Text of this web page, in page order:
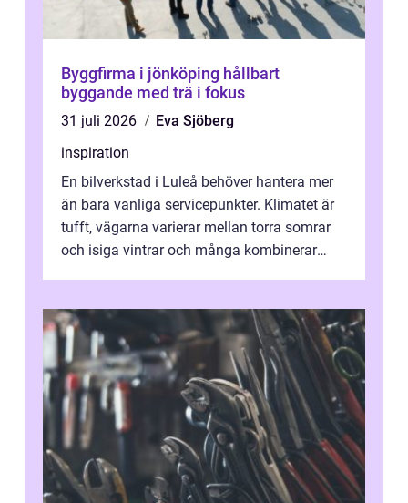
Byggfirma i jönköping hållbart
byggande med trä i fokus
31 juli 2026
Eva Sjöberg
inspiration
En bilverkstad i Luleå behöver hantera mer
än bara vanliga servicepunkter. Klimatet är
tufft, vägarna varierar mellan torra somrar
och isiga vintrar och många kombinerar